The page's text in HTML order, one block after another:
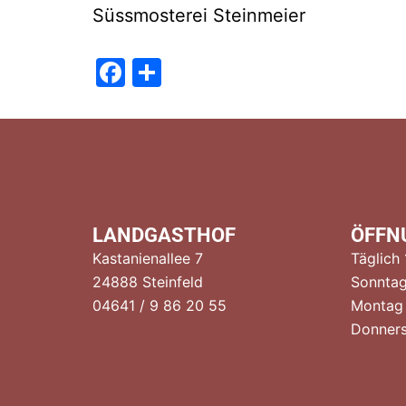
Süssmosterei Steinmeier
Facebook
LANDGASTHOF
Kastanienallee 7
24888 Steinfeld
04641 / 9 86 20 55
Täglich
Montag